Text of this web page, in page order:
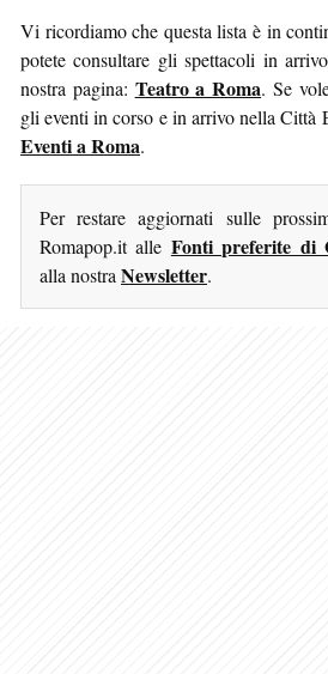
Vi ricordiamo che questa lista è in
potete consultare gli spettacoli in
nostra pagina: Teatro a Roma. Se
gli eventi in corso e in arrivo nella Città
Eventi a Roma.
Per restare aggiornati sulle
Romapop.it alle Fonti preferite di
alla nostra Newsletter.